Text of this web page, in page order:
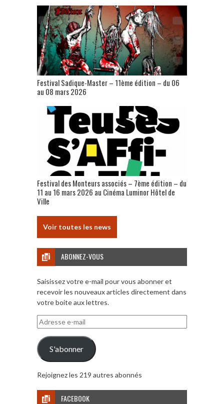
Festival Sadique-Master – 11ème édition – du 06
au 08 mars 2026
Festival des Monteurs associés – 7ème édition – du
11 au 16 mars 2026 au Cinéma Luminor Hôtel de
Ville
Voir toutes les news
ABONNEZ-VOUS
Saisissez votre e-mail pour vous abonner et
recevoir les nouveaux articles directement dans
votre boite aux lettres.
Adresse
e-
mail
S'abonner
Rejoignez les 219 autres abonnés
FACEBOOK